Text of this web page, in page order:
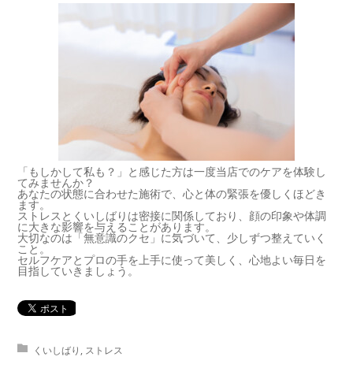
「もしかして私も？」と感じた方は一度当店でのケアを体験し
てみませんか？
あなたの状態に合わせた施術で、心と体の緊張を優しくほどき
ます。
ストレスとくいしばりは密接に関係しており、顔の印象や体調
に大きな影響を与えることがあります。
大切なのは「無意識のクセ」に気づいて、少しずつ整えていく
こと。
セルフケアとプロの手を上手に使って美しく、心地よい毎日を
目指していきましょう。
くいしばり , ストレス